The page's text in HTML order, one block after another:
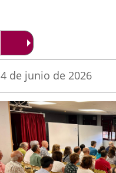
Fecha
la
noticia
4 de junio de 2026